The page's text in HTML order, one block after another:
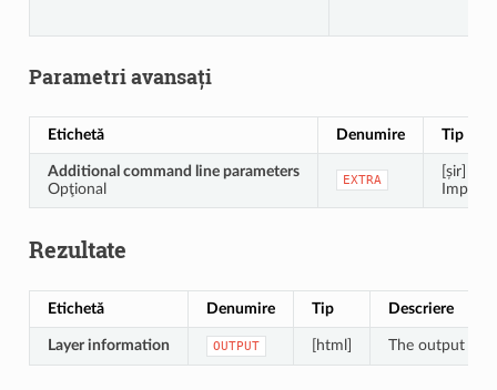
Parametri avansați
Etichetă Denumire Tip
Additional command line parameters
Opţional
EXTRA
[șir]
Rezultate
Etichetă Denumire Tip Descriere
Layer information OUTPUT [html] The output